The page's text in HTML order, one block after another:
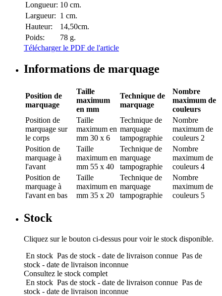
Longueur: 10 cm.
Largueur: 1 cm.
Hauteur:
14,50cm.
Poids:
78 g.
Télécharger le PDF de l'article
Informations de marquage
Position de
marquage
Taille
maximum
en mm
Technique de
marquage
Nombre
maximum de
couleurs
Position de
marquage sur
le corps
Taille
maximum en
mm 30 x 6
Technique de
marquage
tampographie
Nombre
maximum de
couleurs 2
Position de
marquage à
l'avant
Taille
maximum en
mm 55 x 40
Technique de
marquage
tampographie
Nombre
maximum de
couleurs 4
Position de
marquage à
l'avant en bas
Taille
maximum en
mm 35 x 20
Technique de
marquage
tampographie
Nombre
maximum de
couleurs 5
Stock
Cliquez sur le bouton ci-dessus pour voir le stock disponible.
En stock Pas de stock - date de livraison connue Pas de
stock - date de livraison inconnue
Consultez le stock complet
En stock Pas de stock - date de livraison connue Pas de
stock - date de livraison inconnue